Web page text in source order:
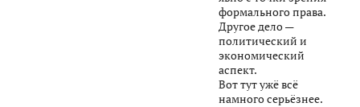
формального права.
Другое дело —
политический и
экономический
аспект.
Вот тут ужё всё
намного серьёзнее.